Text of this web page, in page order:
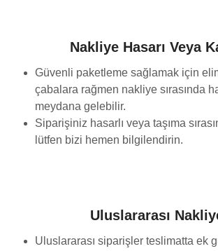
Nakliye Hasarı Veya
Güvenli paketleme sağlamak için
çabalara rağmen nakliye sırasında
meydana gelebilir.
Siparişiniz hasarlı veya taşıma
lütfen bizi hemen bilgilendirin.
Uluslararası
Uluslararası siparişler teslimatta ek